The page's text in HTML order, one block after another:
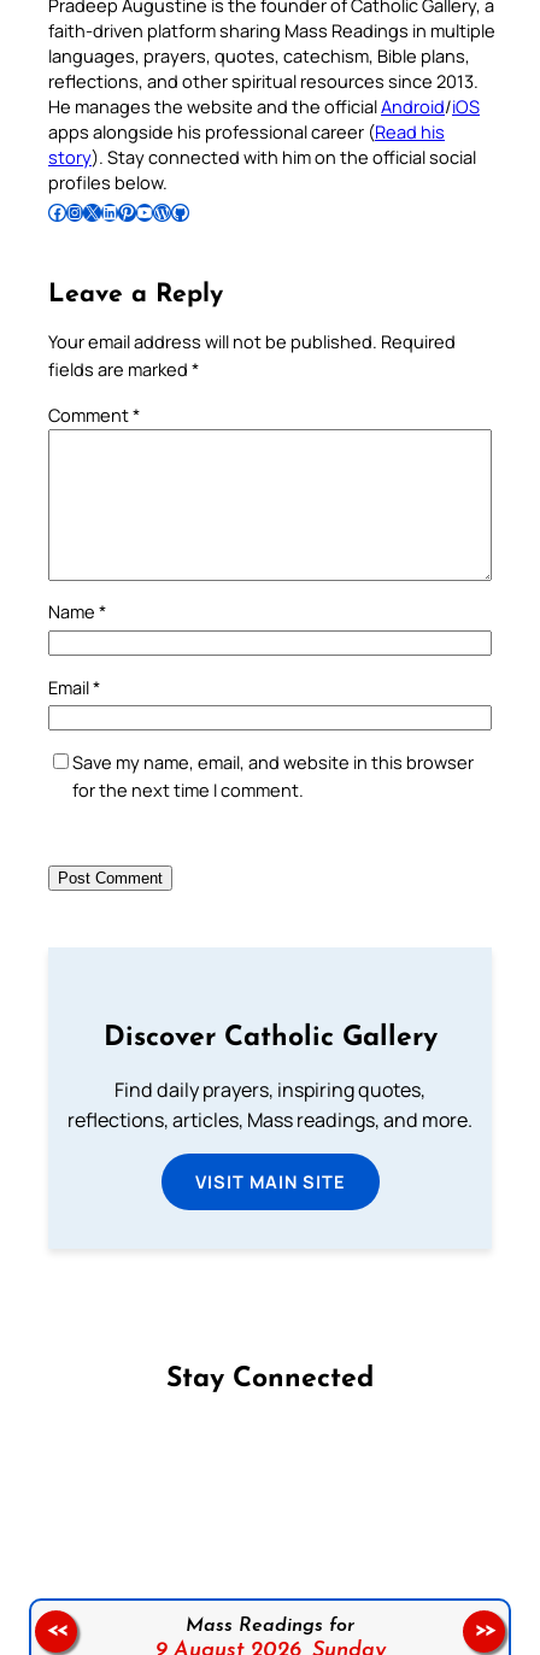
Pradeep Augustine is the founder of Catholic Gallery, a
faith-driven platform sharing Mass Readings in multiple
languages, prayers, quotes, catechism, Bible plans,
reflections, and other spiritual resources since 2013.
He manages the website and the officialAndroid/iOS
apps alongside his professional career (Read his
story). Stay connected with him on the official social
profiles below.
Follow Pradeep on Facebook Follow Pradeep on InstagramFollow Pradeep on X Follow Pradeep on LinkedIn Follow Pradeep on Pinterest Subscribe to Pradeep’s Youtube Channel Follow Pradeep on WordPress Follow Pradeep on GitHub
Leave a Reply
Your email address will not be published. Required
fields are marked *
Comment*
Name *
Email*
Save my name, email, and website in this browser
for the next time I comment.
Discover Catholic Gallery
Find daily prayers, inspiring quotes,
reflections, articles, Mass readings, and more.
VISIT MAIN SITE
Stay Connected
Mass Readings for
<< >>